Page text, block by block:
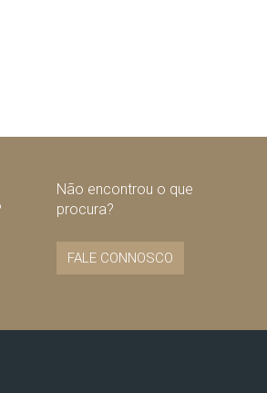
Não encontrou o que
procura?
FALE CONNOSCO